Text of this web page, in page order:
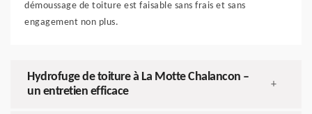
démoussage de toiture est faisable sans frais et sans
engagement non plus.
Hydrofuge de toiture à La Motte Chalancon –
un entretien efficace
+